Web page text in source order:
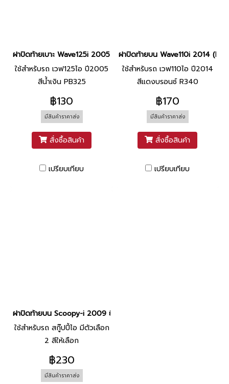
ฝาปิดท้ายเบาะ Wave125i 2005 (PB325 น้ำเงิน) ยี่ห้อ NCA โรงงานม
ใช้สำหรับรถ เวฟ125ไอ ปี2005
สีน้ำเงิน PB325
฿130
มีสินค้าราคาส่ง
สั่งซื้อสินค้า
เปรียบเทียบ
ฝาปิดท้ายบน Wave110i 2014
ใช้สำหรับรถ เวฟ110ไอ ปี2014
สีแดงบรอนซ์ R340
฿170
มีสินค้าราคาส่ง
สั่งซื้อสินค้า
เปรียบเทียบ
ฝาปิดท้ายบน Scoopy-i 2009 ยี่ห้อ MANOO โรงงานมาตรฐาน มอก
ใช้สำหรับรถ สกู๊ปปี้ไอ มีตัวเลือก
2 สีให้เลือก
฿230
มีสินค้าราคาส่ง